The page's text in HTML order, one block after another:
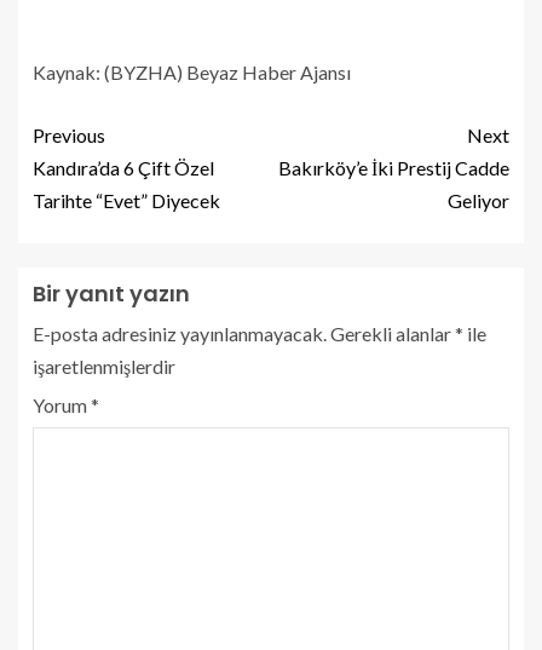
Kaynak: (BYZHA) Beyaz Haber Ajansı
Previous
Kandıra’da 6 Çift Özel
Tarihte “Evet” Diyecek
Next
Bakırköy’e İki Prestij Cadde
Geliyor
Bir yanıt yazın
E-posta adresiniz yayınlanmayacak.Gerekli alanlar* ile
işaretlenmişlerdir
Yorum*